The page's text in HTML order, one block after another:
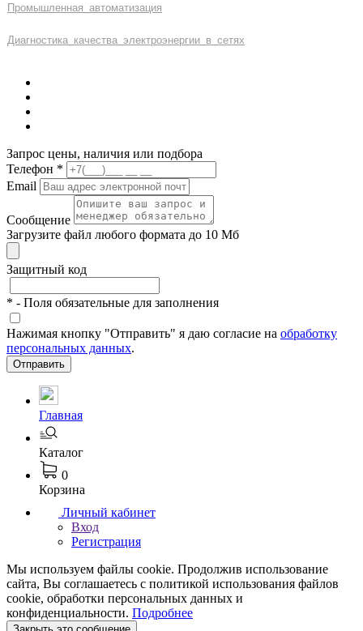
Промышленная автоматизация
Диагностика качества электроэнергии в сетях
Запрос цены, наличия или подбора
Телефон *
Email
Сообщение
Загрузите файл любого формата до 10 Мб
Защитный код
* - Поля обязательные для заполнения
Нажимая кнопку "Отправить" я даю согласие на обработку
персональных данных.
Отправить
Главная
Каталог
0
Корзина
Личный кабинет
Вход
Регистрация
Мы используем файлы cookie. Продолжив использование
сайта, Вы соглашаетесь с политикой использования файлов
cookie, обработки персональных данных и
конфиденциальности. Подробнее